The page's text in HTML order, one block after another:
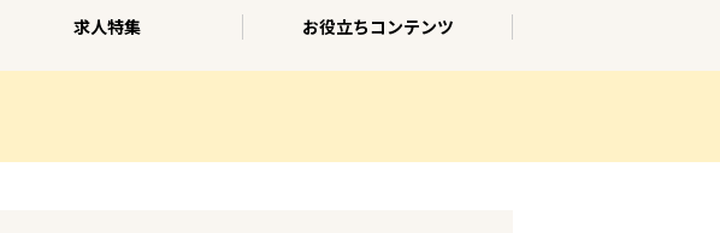
求人特集 お役立ちコンテンツ